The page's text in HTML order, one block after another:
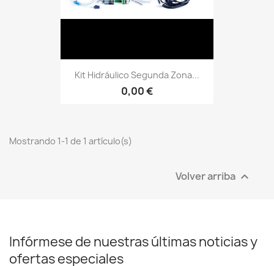
Kit Hidráulico Segunda Zona...
0,00 €
Mostrando 1-1 de 1 artículo(s)
Volver arriba 
Infórmese de nuestras últimas noticias y
ofertas especiales